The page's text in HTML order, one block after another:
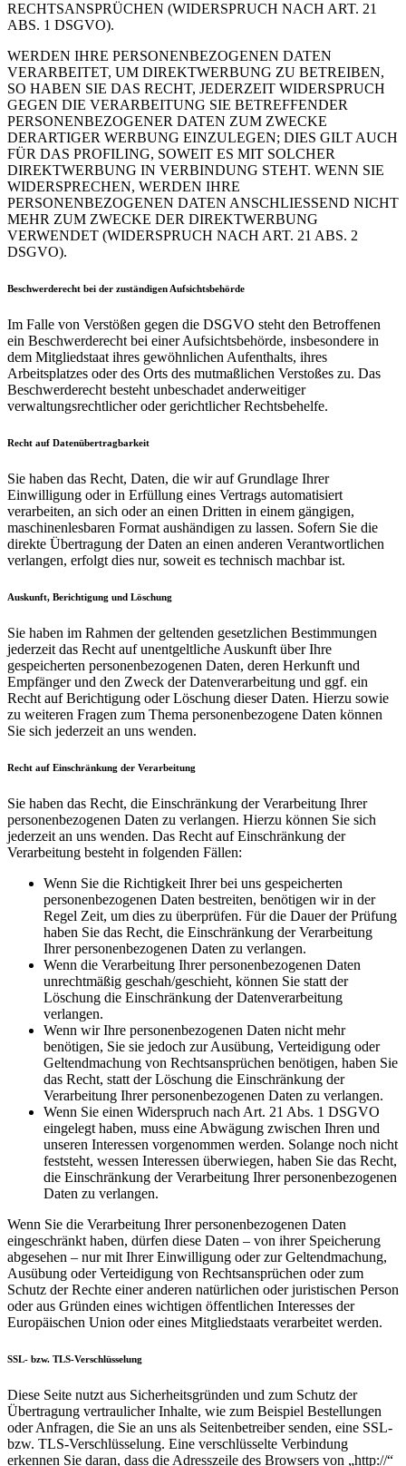
RECHTSANSPRÜCHEN (WIDERSPRUCH NACH ART. 21
ABS. 1 DSGVO).
WERDEN IHRE PERSONENBEZOGENEN DATEN
VERARBEITET, UM DIREKTWERBUNG ZU BETREIBEN,
SO HABEN SIE DAS RECHT, JEDERZEIT WIDERSPRUCH
GEGEN DIE VERARBEITUNG SIE BETREFFENDER
PERSONENBEZOGENER DATEN ZUM ZWECKE
DERARTIGER WERBUNG EINZULEGEN; DIES GILT AUCH
FÜR DAS PROFILING, SOWEIT ES MIT SOLCHER
DIREKTWERBUNG IN VERBINDUNG STEHT. WENN SIE
WIDERSPRECHEN, WERDEN IHRE
PERSONENBEZOGENEN DATEN ANSCHLIESSEND NICHT
MEHR ZUM ZWECKE DER DIREKTWERBUNG
VERWENDET (WIDERSPRUCH NACH ART. 21 ABS. 2
DSGVO).
Beschwerde­recht bei der zuständigen Aufsichts­behörde
Im Falle von Verstößen gegen die DSGVO steht den Betroffenen
ein Beschwerderecht bei einer Aufsichtsbehörde, insbesondere in
dem Mitgliedstaat ihres gewöhnlichen Aufenthalts, ihres
Arbeitsplatzes oder des Orts des mutmaßlichen Verstoßes zu. Das
Beschwerderecht besteht unbeschadet anderweitiger
verwaltungsrechtlicher oder gerichtlicher Rechtsbehelfe.
Recht auf Daten­übertrag­barkeit
Sie haben das Recht, Daten, die wir auf Grundlage Ihrer
Einwilligung oder in Erfüllung eines Vertrags automatisiert
verarbeiten, an sich oder an einen Dritten in einem gängigen,
maschinenlesbaren Format aushändigen zu lassen. Sofern Sie die
direkte Übertragung der Daten an einen anderen Verantwortlichen
verlangen, erfolgt dies nur, soweit es technisch machbar ist.
Auskunft, Berichtigung und Löschung
Sie haben im Rahmen der geltenden gesetzlichen Bestimmungen
jederzeit das Recht auf unentgeltliche Auskunft über Ihre
gespeicherten personenbezogenen Daten, deren Herkunft und
Empfänger und den Zweck der Datenverarbeitung und ggf. ein
Recht auf Berichtigung oder Löschung dieser Daten. Hierzu sowie
zu weiteren Fragen zum Thema personenbezogene Daten können
Sie sich jederzeit an uns wenden.
Recht auf Einschränkung der Verarbeitung
Sie haben das Recht, die Einschränkung der Verarbeitung Ihrer
personenbezogenen Daten zu verlangen. Hierzu können Sie sich
jederzeit an uns wenden. Das Recht auf Einschränkung der
Verarbeitung besteht in folgenden Fällen:
Wenn Sie die Richtigkeit Ihrer bei uns gespeicherten
personenbezogenen Daten bestreiten, benötigen wir in der
Regel Zeit, um dies zu überprüfen. Für die Dauer der Prüfung
haben Sie das Recht, die Einschränkung der Verarbeitung
Ihrer personenbezogenen Daten zu verlangen.
Wenn die Verarbeitung Ihrer personenbezogenen Daten
unrechtmäßig geschah/geschieht, können Sie statt der
Löschung die Einschränkung der Datenverarbeitung
verlangen.
Wenn wir Ihre personenbezogenen Daten nicht mehr
benötigen, Sie sie jedoch zur Ausübung, Verteidigung oder
Geltendmachung von Rechtsansprüchen benötigen, haben Sie
das Recht, statt der Löschung die Einschränkung der
Verarbeitung Ihrer personenbezogenen Daten zu verlangen.
Wenn Sie einen Widerspruch nach Art. 21 Abs. 1 DSGVO
eingelegt haben, muss eine Abwägung zwischen Ihren und
unseren Interessen vorgenommen werden. Solange noch nicht
feststeht, wessen Interessen überwiegen, haben Sie das Recht,
die Einschränkung der Verarbeitung Ihrer personenbezogenen
Daten zu verlangen.
Wenn Sie die Verarbeitung Ihrer personenbezogenen Daten
eingeschränkt haben, dürfen diese Daten – von ihrer Speicherung
abgesehen – nur mit Ihrer Einwilligung oder zur Geltendmachung,
Ausübung oder Verteidigung von Rechtsansprüchen oder zum
Schutz der Rechte einer anderen natürlichen oder juristischen Person
oder aus Gründen eines wichtigen öffentlichen Interesses der
Europäischen Union oder eines Mitgliedstaats verarbeitet werden.
SSL- bzw. TLS-Verschlüsselung
Diese Seite nutzt aus Sicherheitsgründen und zum Schutz der
Übertragung vertraulicher Inhalte, wie zum Beispiel Bestellungen
oder Anfragen, die Sie an uns als Seitenbetreiber senden, eine SSL-
bzw. TLS-Verschlüsselung. Eine verschlüsselte Verbindung
erkennen Sie daran, dass die Adresszeile des Browsers von „http://“